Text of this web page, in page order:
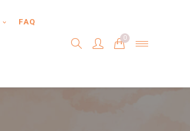
FAQ
0